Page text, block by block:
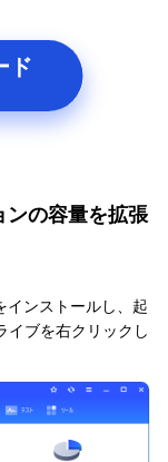
ド
ンの容量を拡張
インストールし、起
イブを右クリックし